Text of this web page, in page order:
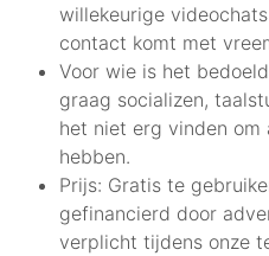
willekeurige
contact komt met
Voor wie is het
graag socializen,
het niet erg vinden
hebben.
Prijs: Gratis te
gefinancierd door
verplicht tijdens onze